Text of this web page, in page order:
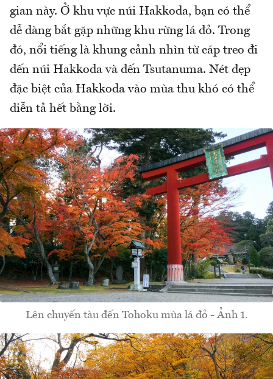
gian này. Ở khu vực núi Hakkoda, bạn có thể
dễ dàng bắt gặp những khu rừng lá đỏ. Trong
đó, nổi tiếng là khung cảnh nhìn từ cáp treo đi
đến núi Hakkoda và đến Tsutanuma. Nét đẹp
đặc biệt của Hakkoda vào mùa thu khó có thể
diễn tả hết bằng lời.
Lên chuyến tàu đến Tohoku mùa lá đỏ - Ảnh 1.